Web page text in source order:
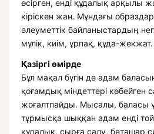
өсірген, енді құдалық арқылы
кіріскен жан. Мұндағы
әлеуметтік байланыстардың
мүлік, киім, ұрпақ, құда-жекжат.
Қазіргі өмірде
Бұл мақал бүгін де адам
қоғамдық міндеттері
жоғалтпайды. Мысалы, баласы
тұрмысқа шыққан адам енді
құдалық, сырға салу, беташар